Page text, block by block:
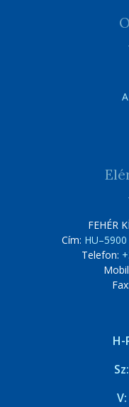
FEHÉR
Cím:
Telefon:
Fax:
H-